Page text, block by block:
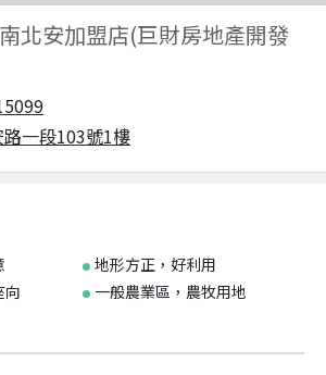
北安加盟店(巨財房地產開發
一段103號1樓
地形方正，好利用
向
一般農業區，農牧用地